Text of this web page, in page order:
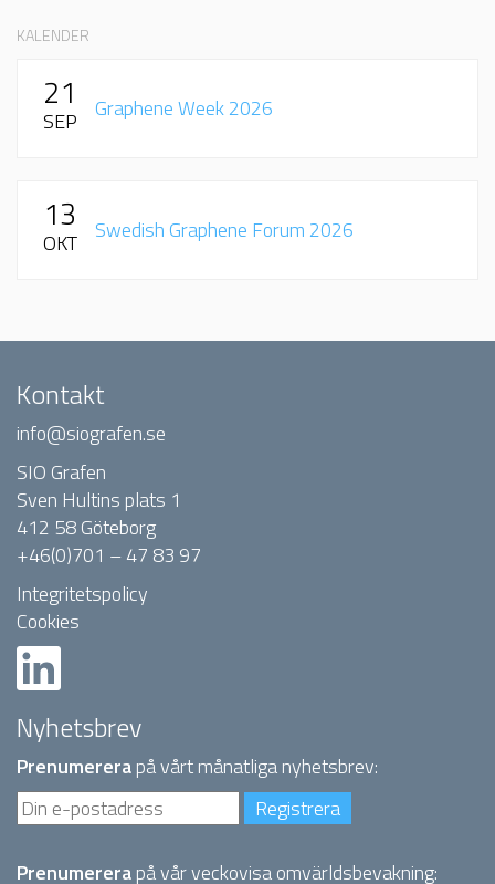
KALENDER
21
SEP Graphene Week 2026
13
OKT Swedish Graphene Forum 2026
Kontakt
info@siografen.se
SIO Grafen
Sven Hultins plats 1
412 58 Göteborg
+46(0)701 – 47 83 97
Integritetspolicy
Cookies
Nyhetsbrev
Prenumererapå vårt månatliga nyhetsbrev:
Prenumererapå vår veckovisa omvärldsbevakning: